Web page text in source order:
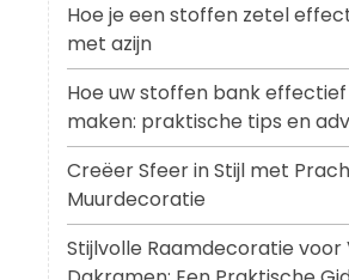
Hoe je een stoffen zetel
met azijn
Hoe uw stoffen bank
maken: praktische tips en
Creëer Sfeer in Stijl met
Muurdecoratie
Stijlvolle Raamdecoratie voor